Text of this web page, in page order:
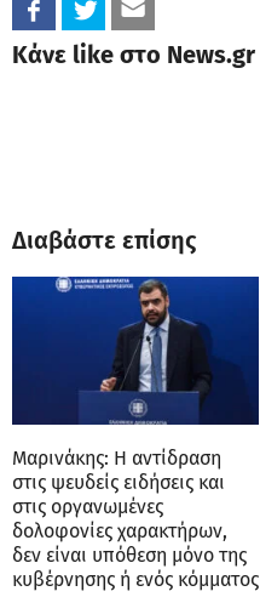
Κάνε like στο News.gr
Διαβάστε επίσης
Μαρινάκης: Η αντίδραση
στις ψευδείς ειδήσεις και
στις οργανωμένες
δολοφονίες χαρακτήρων,
δεν είναι υπόθεση μόνο της
κυβέρνησης ή ενός κόμματος